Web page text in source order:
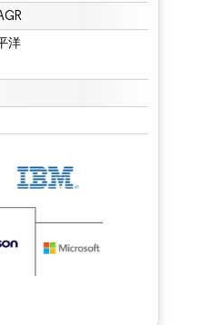
洋
表示が必要です。